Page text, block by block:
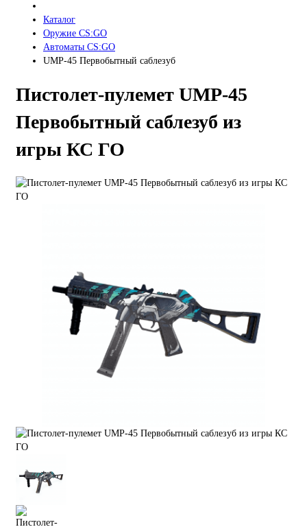
Каталог
Оружие CS:GO
Автоматы CS:GO
UMP-45 Первобытный саблезуб
Пистолет-пулемет UMP-45
Первобытный саблезуб из
игры КС ГО